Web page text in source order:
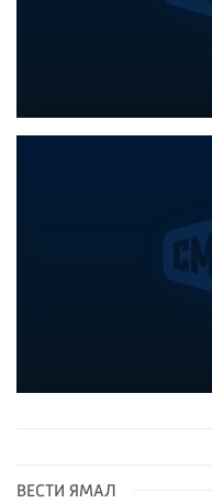
ВЕСТИ ЯМАЛ